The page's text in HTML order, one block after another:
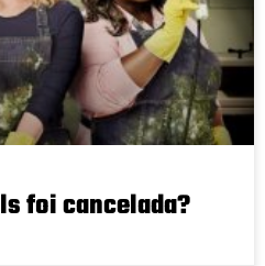
foi cancelada?